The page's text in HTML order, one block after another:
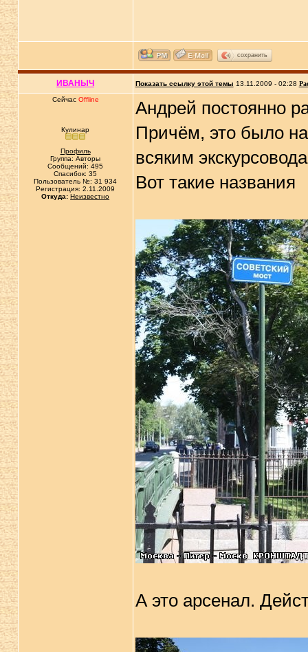
сохранить
ИВАНЫЧ Показать ссылку этой темы 13.11.2009 - 02:28
Сейчас Offline
Кулинар
Профиль
Группа: Авторы
Сообщений: 495
Спасибок: 35
Пользователь №: 31 934
Регистрация: 2.11.2009
Откуда: Неизвестно
Андрей постоянно
Причём, это было
всяким
Вот такие названия
А это арсенал.